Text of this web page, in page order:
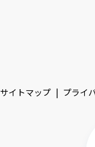
サイトマップ プライ